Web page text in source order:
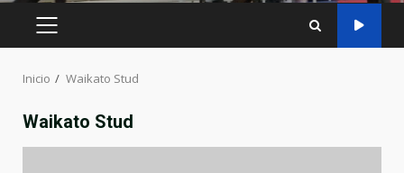
MENÚ
Inicio Waikato Stud
Waikato Stud